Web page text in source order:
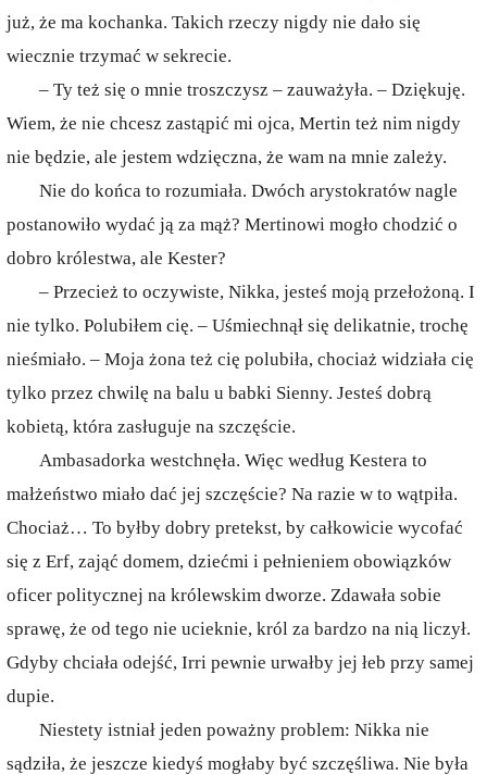
już, że ma kochanka. Takich rzeczy nigdy nie dało się
wiecznie trzymać w sekrecie.
– Ty też się o mnie troszczysz – zauważyła. – Dziękuję.
Wiem, że nie chcesz zastąpić mi ojca, Mertin też nim nigdy
nie będzie, ale jestem wdzięczna, że wam na mnie zależy.
Nie do końca to rozumiała. Dwóch arystokratów nagle
postanowiło wydać ją za mąż? Mertinowi mogło chodzić o
dobro królestwa, ale Kester?
– Przecież to oczywiste, Nikka, jesteś moją przełożoną. I
nie tylko. Polubiłem cię. – Uśmiechnął się delikatnie, trochę
nieśmiało. – Moja żona też cię polubiła, chociaż widziała cię
tylko przez chwilę na balu u babki Sienny. Jesteś dobrą
kobietą, która zasługuje na szczęście.
Ambasadorka westchnęła. Więc według Kestera to
małżeństwo miało dać jej szczęście? Na razie w to wątpiła.
Chociaż… To byłby dobry pretekst, by całkowicie wycofać
się z Erf, zająć domem, dziećmi i pełnieniem obowiązków
oficer politycznej na królewskim dworze. Zdawała sobie
sprawę, że od tego nie ucieknie, król za bardzo na nią liczył.
Gdyby chciała odejść, Irri pewnie urwałby jej łeb przy samej
dupie.
Niestety istniał jeden poważny problem: Nikka nie
sądziła, że jeszcze kiedyś mogłaby być szczęśliwa. Nie była